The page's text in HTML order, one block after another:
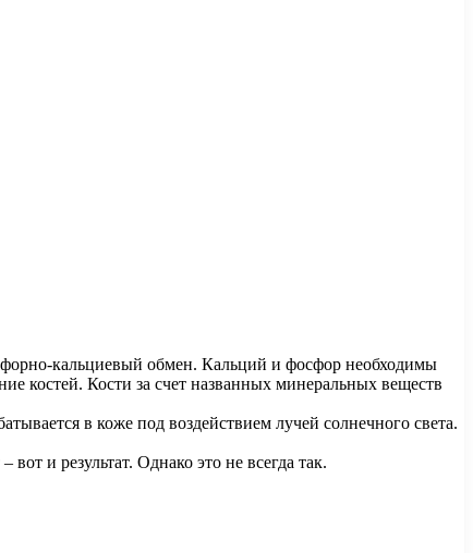
кальциевый обмен. Кальций и фосфор необходимы
костей. Кости за счет названных минеральных веществ
в коже под воздействием лучей солнечного света.
и результат. Однако это не всегда так.